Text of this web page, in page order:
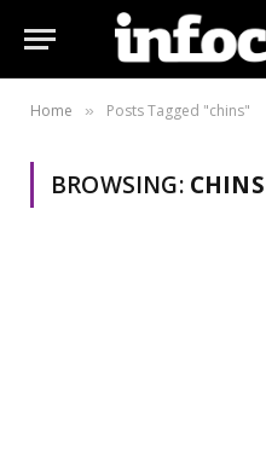
Home » Posts Tagged "chins"
BROWSING: CHINS